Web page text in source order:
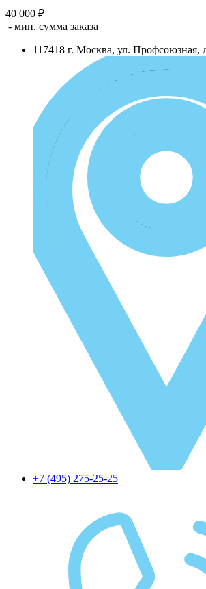
40 000 ₽
- мин. сумма заказа
117418 г. Москва, ул. Профсоюзная,
+7 (495) 275-25-25